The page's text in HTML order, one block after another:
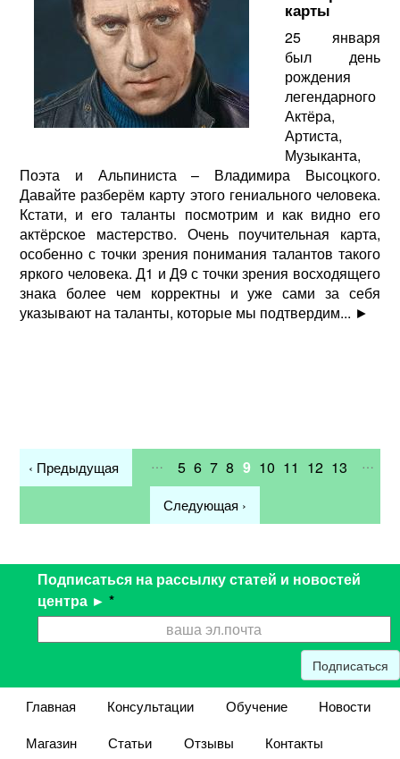
карты
25 января
был день
рождения
легендарного
Актёра,
Артиста,
Музыканта,
Поэта и Альпиниста – Владимира Высоцкого.
Давайте разберём карту этого гениального человека.
Кстати, и его таланты посмотрим и как видно его
актёрское мастерство. Очень поучительная карта,
особенно с точки зрения понимания талантов такого
яркого человека. Д1 и Д9 с точки зрения восходящего
знака более чем корректны и уже сами за себя
указывают на таланты, которые мы подтвердим... ►
‹ Предыдущая … 5 6 7 8 9 10 11 12 13 …
Следующая ›
Подписаться на рассылку статей и новостей
центра ► *
Подписаться
Главная Консультации Обучение
Новости
Магазин
Статьи Отзывы
Контакты